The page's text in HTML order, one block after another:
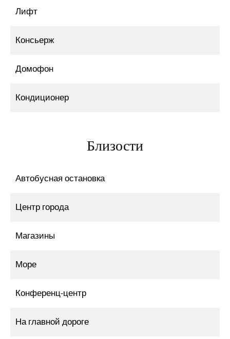
Лифт
Консьерж
Домофон
Кондиционер
Близости
Автобусная остановка
Центр города
Магазины
Море
Конференц-центр
На главной дороге